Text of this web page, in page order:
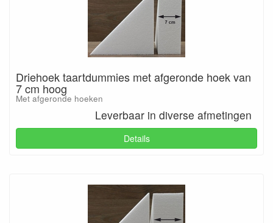
Driehoek taartdummies met afgeronde hoek van
7 cm hoog
Met afgeronde hoeken
Leverbaar in diverse afmetingen
Details